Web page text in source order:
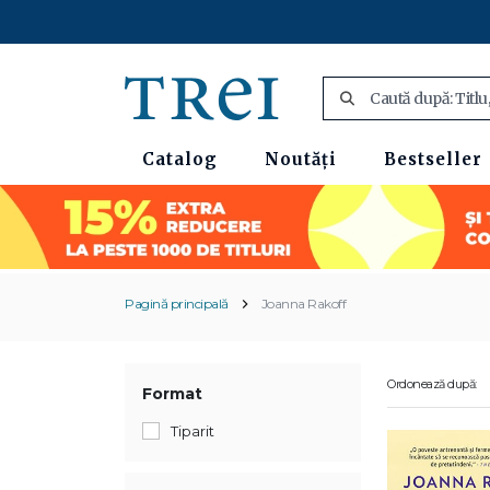
Catalog Noutăți Bestseller
Pagină principală Joanna Rakoff
Format
Tiparit
Ordonează după: